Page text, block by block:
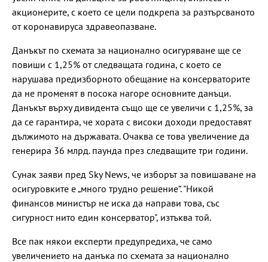
акционерите, с което се цели подкрепа за разтърсваното
от коронавируса здравеопазване.
Данъкът по схемата за национално осигуряване ще се
повиши с 1,25% от следващата година, с което се
нарушава предизборното обещание на консерваторите
да не променят в посока нагоре основните данъци.
Данъкът върху дивидента също ще се увеличи с 1,25%, за
да се гарантира, че хората с високи доходи предоставят
дължимото на държавата. Очаква се това увеличение да
генерира 36 млрд. паунда през следващите три години.
Сунак заяви пред Sky News, че изборът за повишаване на
осигуровките е „много трудно решение“. "Никой
финансов министър не иска да направи това, със
сигурност нито един консерватор", изтъква той.
Все пак някои експерти предупредиха, че само
увеличението на данъка по схемата за национално